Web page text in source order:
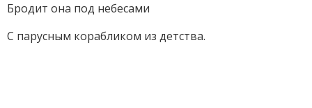
Бродит она под небесами
С парусным корабликом из детства.